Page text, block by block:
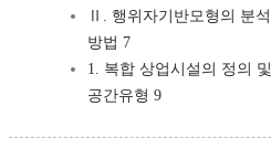
Ⅱ. 행위자기반모형의 분석
방법 7
1. 복합 상업시설의 정의 및
공간유형 9